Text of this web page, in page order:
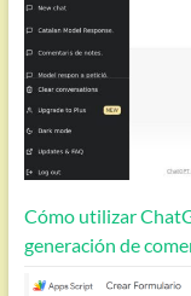
Cómo utilizar
generación de